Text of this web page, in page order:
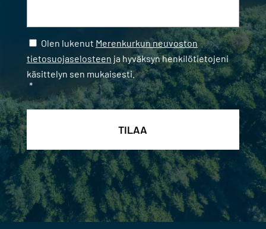
Samtycke *
Olen lukenut Merenkurkun neuvoston
tietosuojaselosteen ja hyväksyn henkilötietojeni
käsittelyn sen mukaisesti.
*